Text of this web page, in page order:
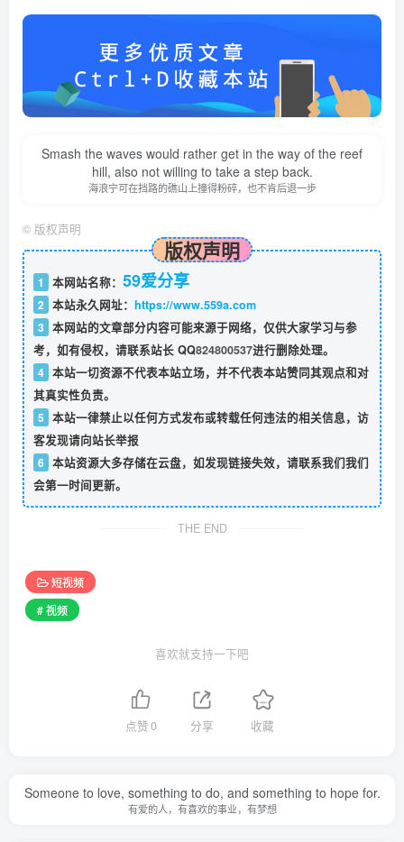
Smash the waves would rather get in the way of the reef
hill, also not willing to take a step back.
海浪宁可在挡路的礁山上撞得粉碎，也不肯后退一步
© 版权声明
版权声明
1 本网站名称： 59爱分享
2 本站永久网址： https://www.559a.com
3 本网站的文章部分内容可能来源于网络，仅供大家学习与参
考，如有侵权，请联系站长 QQ824800537进行删除处理。
4 本站一切资源不代表本站立场，并不代表本站赞同其观点和对
其真实性负责。
5 本站一律禁止以任何方式发布或转载任何违法的相关信息，访
客发现请向站长举报
6 本站资源大多存储在云盘，如发现链接失效，请联系我们我们
会第一时间更新。
THE END
短视频
# 视频
喜欢就支持一下吧
点赞0 分享 收藏
Someone to love, something to do, and something to hope for.
有爱的人，有喜欢的事业，有梦想